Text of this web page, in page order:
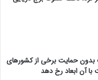
حمایت برخی از کشورهای
آن ابعاد رخ دهد